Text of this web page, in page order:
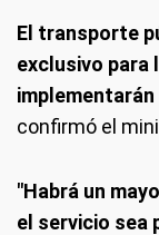
El transporte
exclusivo para
confirmó el
"Habrá un
el servicio sea